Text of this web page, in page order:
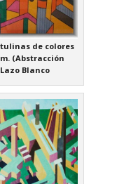
de colores
(Abstracción
Blanco